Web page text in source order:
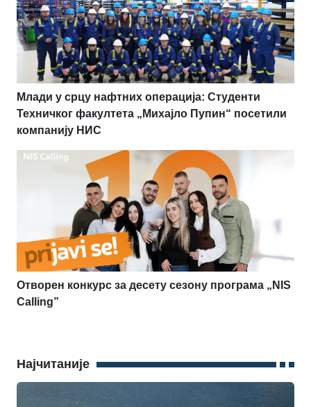
Млади у срцу нафтних операција: Студенти
Техничког факултета „Михајло Пупин“ посетили
компанију НИС
Отворен конкурс за десету сезону програма „NIS
Calling”
Најчитаније